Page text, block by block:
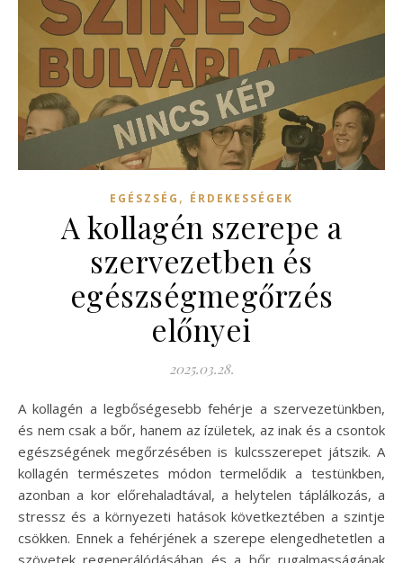
EGÉSZSÉG , ÉRDEKESSÉGEK
A kollagén szerepe a
szervezetben és
egészségmegőrzés
előnyei
2025.03.28.
A kollagén a legbőségesebb fehérje a szervezetünkben,
és nem csak a bőr, hanem az ízületek, az inak és a csontok
egészségének megőrzésében is kulcsszerepet játszik. A
kollagén természetes módon termelődik a testünkben,
azonban a kor előrehaladtával, a helytelen táplálkozás, a
stressz és a környezeti hatások következtében a szintje
csökken. Ennek a fehérjének a szerepe elengedhetetlen a